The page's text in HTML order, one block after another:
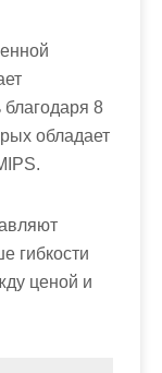
8
обладает
гибкости
ценой и